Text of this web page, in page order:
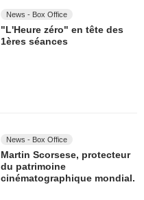
News - Box Office
"L'Heure zéro" en tête des
1ères séances
News - Box Office
Martin Scorsese, protecteur
du patrimoine
cinématographique mondial.